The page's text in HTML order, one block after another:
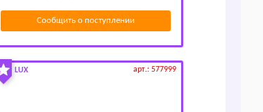
Сообщить о поступлении
LUX арт.: 577999